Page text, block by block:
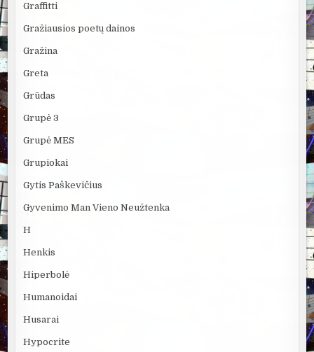
Graffitti
Gražiausios poetų dainos
Gražina
Greta
Grūdas
Grupė 3
Grupė MES
Grupiokai
Gytis Paškevičius
Gyvenimo Man Vieno Neužtenka
H
Henkis
Hiperbolė
Humanoidai
Husarai
Hypocrite